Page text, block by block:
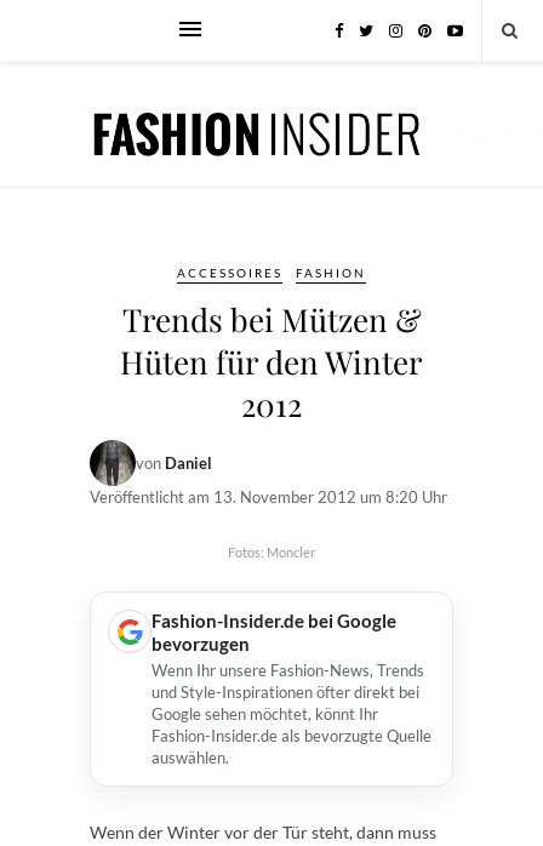
ACCESSOIRES FASHION
Trends bei Mützen &
Hüten für den Winter
2012
von Daniel
Veröffentlicht am 13. November 2012 um 8:20 Uhr
Fotos: Moncler
Fashion-Insider.de bei Google
bevorzugen
Wenn Ihr unsere Fashion-News, Trends
und Style-Inspirationen öfter direkt bei
Google sehen möchtet, könnt Ihr
Fashion-Insider.de als bevorzugte Quelle
auswählen.
Wenn der Winter vor der Tür steht, dann muss